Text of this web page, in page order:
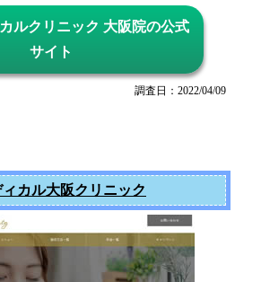
ルクリニック 大阪院の公式
サイト
調査日：2022/04/09
カル大阪クリニック